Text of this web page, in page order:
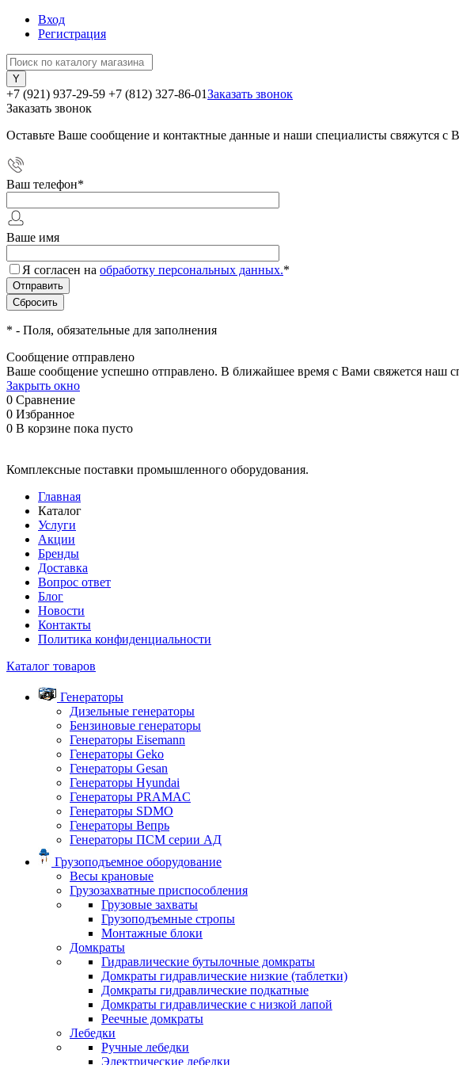
Вход
Регистрация
+7 (921) 937-29-59 +7 (812) 327-86-01Заказать звонок
Заказать звонок
Оставьте Ваше сообщение и контактные данные и наши специалисты свяжутся с
Ваш телефон*
Ваше имя
Я согласен на обработку персональных данных.*
* - Поля, обязательные для заполнения
Сообщение отправлено
Ваше сообщение успешно отправлено. В ближайшее время с Вами свяжется наш
Закрыть окно
0 Сравнение
0 Избранное
0 В корзине пока пусто
Комплексные поставки промышленного оборудования.
Главная
Каталог
Услуги
Акции
Бренды
Доставка
Вопрос ответ
Блог
Новости
Контакты
Политика конфиденциальности
Каталог товаров
Генераторы
Дизельные генераторы
Бензиновые генераторы
Генераторы Eisemann
Генераторы Geko
Генераторы Gesan
Генераторы Hyundai
Генераторы PRAMAC
Генераторы SDMO
Генераторы Вепрь
Генераторы ПСМ серии АД
Грузоподъемное оборудование
Весы крановые
Грузозахватные приспособления
Грузовые захваты
Грузоподъемные стропы
Монтажные блоки
Домкраты
Гидравлические бутылочные домкраты
Домкраты гидравлические низкие (таблетки)
Домкраты гидравлические подкатные
Домкраты гидравлические с низкой лапой
Реечные домкраты
Лебедки
Ручные лебедки
Электрические лебедки